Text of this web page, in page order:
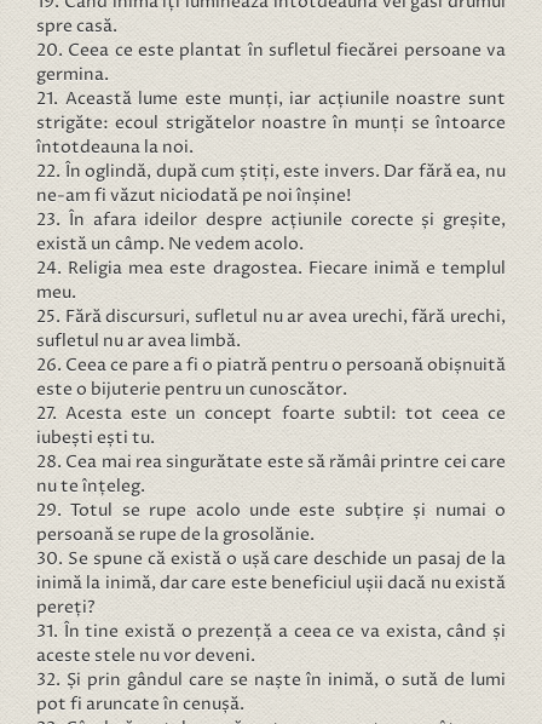
spre casă.
20. Ceea ce este plantat în sufletul fiecărei persoane va
germina.
21. Această lume este munți, iar acțiunile noastre sunt
strigăte: ecoul strigătelor noastre în munți se întoarce
întotdeauna la noi.
22. În oglindă, după cum știți, este invers. Dar fără ea, nu
ne-am fi văzut niciodată pe noi înșine!
23. În afara ideilor despre acțiunile corecte și greșite,
există un câmp. Ne vedem acolo.
24. Religia mea este dragostea. Fiecare inimă e templul
meu.
25. Fără discursuri, sufletul nu ar avea urechi, fără urechi,
sufletul nu ar avea limbă.
26. Ceea ce pare a fi o piatră pentru o persoană obișnuită
este o bijuterie pentru un cunoscător.
27. Acesta este un concept foarte subtil: tot ceea ce
iubești ești tu.
28. Cea mai rea singurătate este să rămâi printre cei care
nu te înțeleg.
29. Totul se rupe acolo unde este subțire și numai o
persoană se rupe de la grosolănie.
30. Se spune că există o ușă care deschide un pasaj de la
inimă la inimă, dar care este beneficiul ușii dacă nu există
pereți?
31. În tine există o prezență a ceea ce va exista, când și
aceste stele nu vor deveni.
32. Și prin gândul care se naște în inimă, o sută de lumi
pot fi aruncate în cenușă.